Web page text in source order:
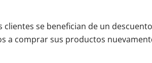
clientes se benefician de un
a comprar sus productos